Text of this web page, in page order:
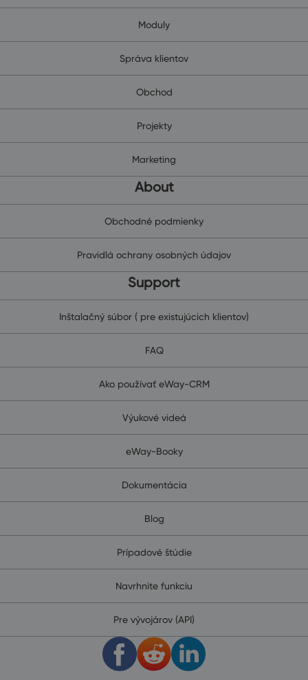
Moduly
Správa klientov
Obchod
Projekty
Marketing
About
Obchodné podmienky
Pravidlá ochrany osobných údajov
Support
Inštalačný súbor ( pre existujúcich klientov)
FAQ
Ako používať eWay-CRM
Výukové videá
eWay-Booky
Dokumentácia
Blog
Prípadové štúdie
Navrhnite funkciu
Pre vývojárov (API)